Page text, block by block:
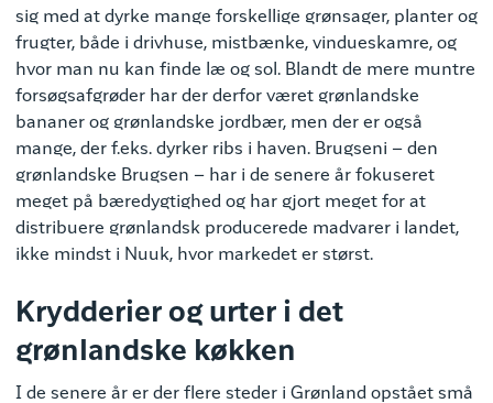
sig med at dyrke mange forskellige grønsager, planter og
frugter, både i drivhuse, mistbænke, vindueskamre, og
hvor man nu kan finde læ og sol. Blandt de mere muntre
forsøgsafgrøder har der derfor været grønlandske
bananer og grønlandske jordbær, men der er også
mange, der f.eks. dyrker ribs i haven. Brugseni – den
grønlandske Brugsen – har i de senere år fokuseret
meget på bæredygtighed og har gjort meget for at
distribuere grønlandsk producerede madvarer i landet,
ikke mindst i Nuuk, hvor markedet er størst.
Krydderier og urter i det
grønlandske køkken
I de senere år er der flere steder i Grønland opstået små